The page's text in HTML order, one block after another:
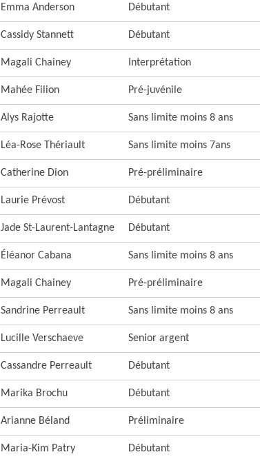
Emma Anderson Débutant
Cassidy Stannett Débutant
Magali Chainey Interprétation
Mahée Filion Pré-juvénile
Alys Rajotte Sans limite moins 8 ans
Léa-Rose Thériault Sans limite moins 7ans
Catherine Dion Pré-préliminaire
Laurie Prévost Débutant
Jade St-Laurent-Lantagne Débutant
Éléanor Cabana Sans limite moins 8 ans
Magali Chainey Pré-préliminaire
Sandrine Perreault Sans limite moins 8 ans
Lucille Verschaeve Senior argent
Cassandre Perreault Débutant
Marika Brochu Débutant
Arianne Béland Préliminaire
Maria-Kim Patry Débutant